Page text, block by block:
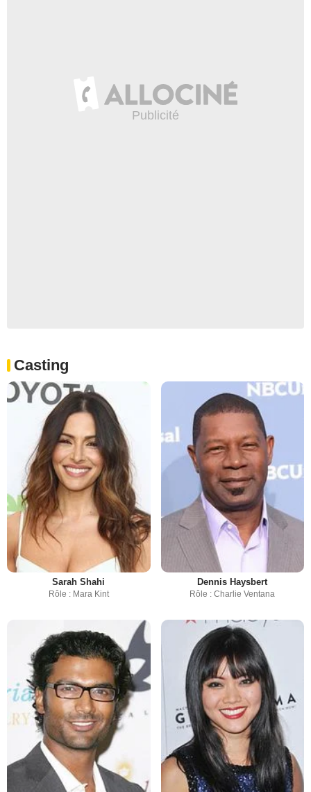
Casting
Sarah Shahi
Rôle : Mara Kint
Dennis Haysbert
Rôle : Charlie Ventana